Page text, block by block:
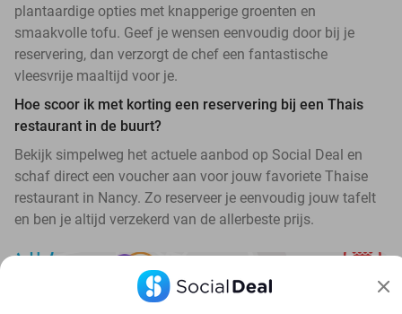
plantaardige opties met knapperige groenten en
smaakvolle tofu. Geef je wensen eenvoudig door bij je
reservering, dan verzorgt de chef een fantastische
vleesvrije maaltijd voor je.
Hoe scoor ik met korting een reservering bij een Thais
restaurant in de buurt?
Bekijk simpelweg het actuele aanbod op Social Deal en
schaf direct een voucher aan voor jouw favoriete Thaise
restaurant in Nancy. Zo reserveer je eenvoudig jouw tafelt
en ben je altijd verzekerd van de allerbeste prijs.